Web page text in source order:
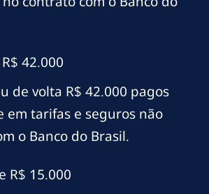
42.000
de volta R$ 42.000 pagos
em tarifas e seguros não
o Banco do Brasil.
R$ 15.000